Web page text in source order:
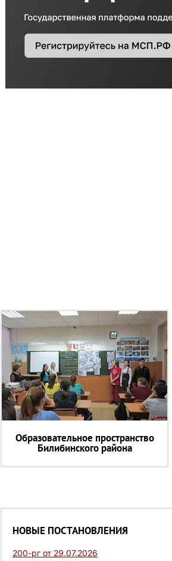
Образовательное пространство
Билибинского района
НОВЫЕ ПОСТАНОВЛЕНИЯ
200-рг от 29.07.2026